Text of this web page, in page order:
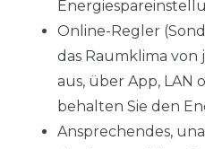
Online-Regler
das Raumklima
aus, über App, LAN
behalten Sie den
Ansprechendes,